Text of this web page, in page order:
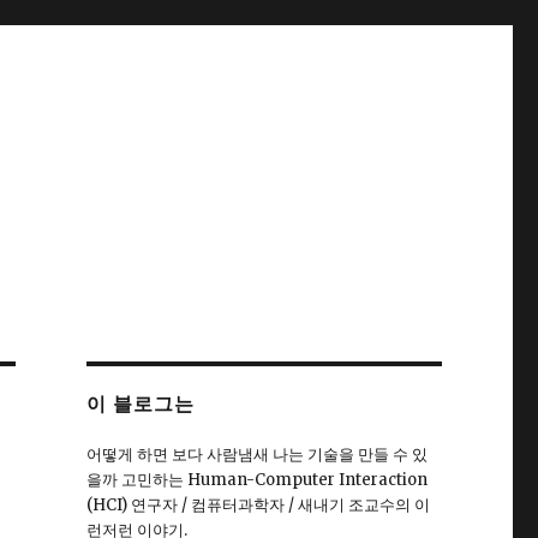
이 블로그는
어떻게 하면 보다 사람냄새 나는 기술을 만들 수 있
을까 고민하는 Human-Computer Interaction
(HCI) 연구자 / 컴퓨터과학자 / 새내기 조교수의 이
런저런 이야기.